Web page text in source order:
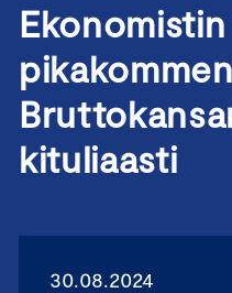
Ekonomistin
kituliaasti
30.08.2024